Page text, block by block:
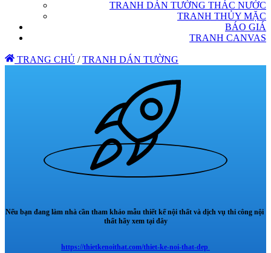
TRANH DÁN TƯỜNG THÁC NƯỚC
TRANH THỦY MẶC
BÁO GIÁ
TRANH CANVAS
TRANG CHỦ / TRANH DÁN TƯỜNG
Nếu bạn đang làm nhà cần tham khảo mẫu thiết kế nội thất và dịch vụ thi công nội
thất hãy xem tại đây
https://thietkenoithat.com/thiet-ke-noi-that-dep